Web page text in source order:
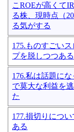
こROEが高くて
る株、現時点（
る気がする
175.ものすごい
プを脱しつつある
176.私は話題に
で莫大な利益を
た
177.損切りにつ
ある